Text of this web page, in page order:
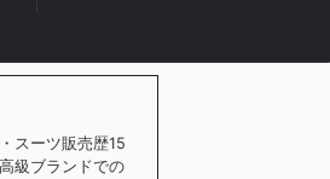
スーツ販売歴15
級ブランドでの